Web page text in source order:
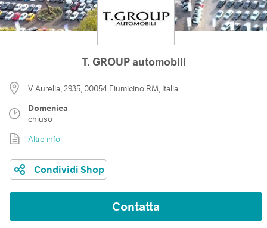
T. GROUP automobili
V. Aurelia, 2935, 00054 Fiumicino RM, Italia
Domenica
chiuso
Altre info
Condividi Shop
Contatta